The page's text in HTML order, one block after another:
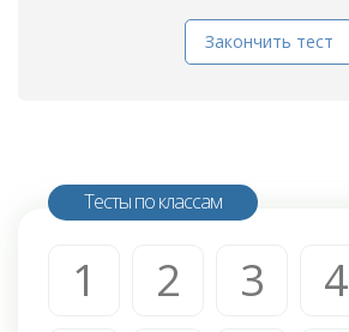
Закончить тест
Тесты по классам
1 2 3 4